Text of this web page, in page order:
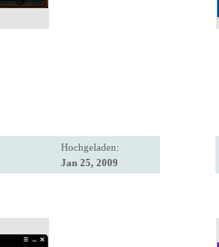
Hochgeladen:
Jan 25, 2009